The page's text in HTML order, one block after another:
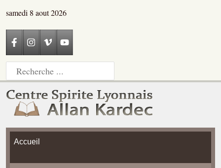
samedi 8 aout 2026
Accueil